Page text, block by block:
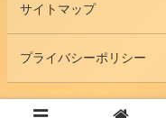
サイトマップ
プライバシーポリシー